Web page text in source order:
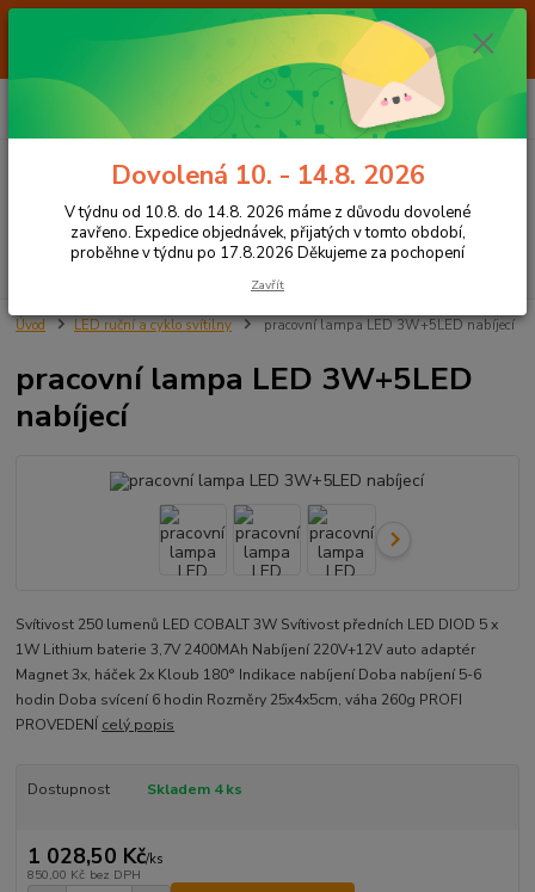
Od 7.8. do 14.8. 2026 máme z důvodu dovolené ZAVŘENO. Expedice
objednávek, přijatých v tomto období, proběhne v týdnu po 17.8.2026
Děkujeme za pochopení
CZK
Hledat
+420 605 283 713
za0,00 Kč
Úvod LED ruční a cyklo svítilny pracovní lampa LED 3W+5LED nabíjecí
pracovní lampa LED 3W+5LED
nabíjecí
Svítivost 250 lumenů LED COBALT 3W Svítivost předních LED DIOD 5 x
1W Lithium baterie 3,7V 2400MAh Nabíjení 220V+12V auto adaptér
Magnet 3x, háček 2x Kloub 180° Indikace nabíjení Doba nabíjení 5-6
hodin Doba svícení 6 hodin Rozměry 25x4x5cm, váha 260g PROFI
PROVEDENÍ celý popis
Dostupnost Skladem 4 ks
1 028,50 Kč/ks
850,00 Kč bez DPH
Dovolená 10. - 14.8. 2026
V týdnu od 10.8. do 14.8. 2026 máme z důvodu dovolené
zavřeno. Expedice objednávek, přijatých v tomto období,
proběhne v týdnu po 17.8.2026 Děkujeme za pochopení
Zavřít